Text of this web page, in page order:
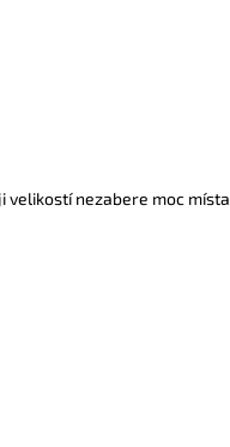
velikostí nezabere moc místa